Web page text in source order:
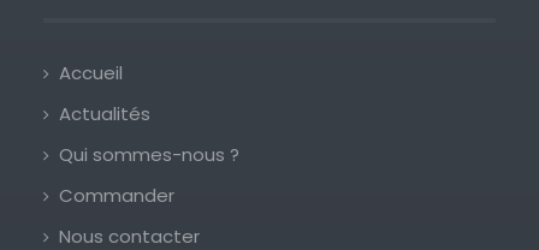
Accueil
Actualités
Qui sommes-nous ?
Commander
Nous contacter